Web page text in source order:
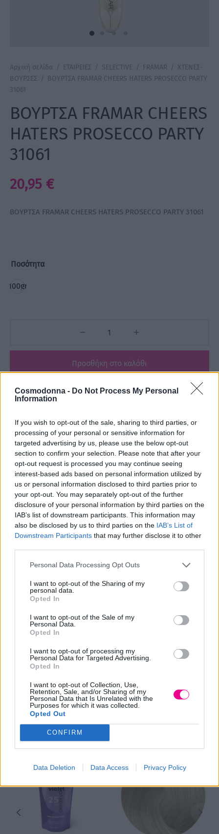
Cosmodonna - Do Not Process My Personal
Information
If you wish to opt-out of the sale, sharing to third parties, or
processing of your personal or sensitive information for
targeted advertising by us, please use the below opt-out
section to confirm your selection. Please note that after your
opt-out request is processed you may continue seeing
interest-based ads based on personal information utilized by
us or personal information disclosed to third parties prior to
your opt-out. You may separately opt-out of the further
disclosure of your personal information by third parties on the
IAB’s list of downstream participants. This information may
also be disclosed by us to third parties on the IAB’s List of
Downstream Participants that may further disclose it to other
Personal Data Processing Opt Outs
I want to opt-out of the Sharing of my
personal data.
Opted In
I want to opt-out of the Sale of my
Personal Data.
Opted In
I want to opt-out of processing my
Personal Data for Targeted Advertising.
Opted In
I want to opt-out of Collection, Use,
Retention, Sale, and/or Sharing of my
Personal Data that Is Unrelated with the
Purposes for which it was collected.
Opted Out
CONFIRM
Data Deletion Data Access Privacy Policy
Αρχική σελίδα / ΕΤΑΙΡΕΙΕΣ / SELECTIVE / FRAMAR / ΧΤΕΝΕΣ-
ΒΟΥΡΣΕΣ /
ΒΟΥΡΤΣΑ FRAMAR CHEERS HATERS PROSECCO PARTY
31061
ΒΟΥΡΤΣΑ FRAMAR CHEERS
HATERS PROSECCO PARTY
31061
20,95 €
ΒΟΥΡΤΣΑ FRAMAR CHEERS HATERS PROSECCO PARTY 31061
Ποσότητα
100gr
Προσθήκη στο καλάθι
Add to wishlist
Κωδικός προϊόντος:
Κατηγορίες: FRAMAR , Αναλώσιμα, Βούρτσες - Χτένες,
ΕΙΔΗ ΚΟΜΜΩΤΗΡΙΟΥ, ΕΤΑΙΡΕΙΕΣ, ΧΤΕΝΕΣ-ΒΟΥΡΣΕΣ
Επιπλέον πληροφορίες
ΒΟΥΡΤΣΑ FRAMAR CHEERS HATERS PROSECCO PARTY
Βουρτσίστε τα βρεγμένα ή στεγνά μαλλιά με ευκολία.
Ξεμπερδεύει χωρίς κόπο ακόμα και τους πιο επίμονους
κόμπους χωρίς πόνο.
Ιδανικό για όλους τους τύπους μαλλιών. Φιλικό για
Σχετικά προϊόντα
Xanitalia